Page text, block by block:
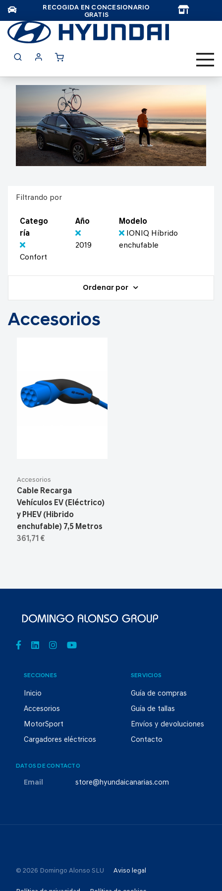
RECOGIDA EN CONCESIONARIO
GRATIS
Filtrando por
Catego
ría
Confort
Año
2019
Modelo
IONIQ Híbrido
enchufable
Ordenar por
Accesorios
Accesorios
Cable Recarga
Vehículos EV (Eléctrico)
y PHEV (Hibrido
enchufable) 7,5 Metros
361,71 €
SECCIONES
Inicio
Accesorios
MotorSport
Cargadores eléctricos
SERVICIOS
Guía de compras
Guía de tallas
Envíos y devoluciones
Contacto
DATOS DE CONTACTO
Email store@hyundaicanarias.com
© 2026 Domingo Alonso SLU Aviso legal